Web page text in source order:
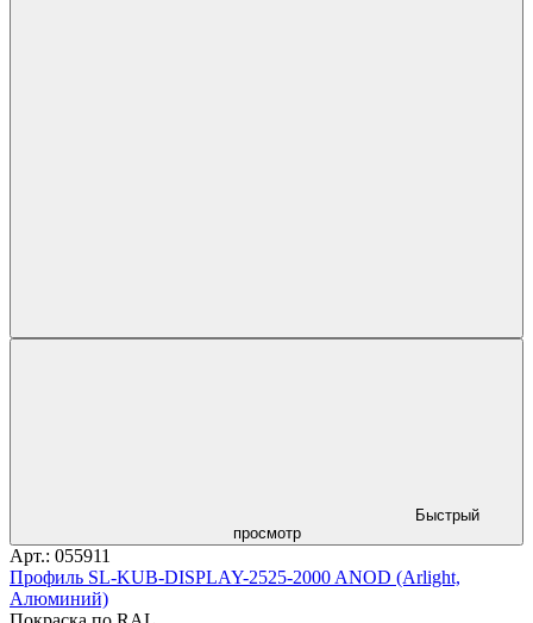
Быстрый
просмотр
Арт.: 055911
Профиль SL-KUB-DISPLAY-2525-2000 ANOD (Arlight,
Алюминий)